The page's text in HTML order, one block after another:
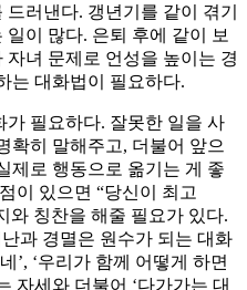
러낸다. 갱년기를 같이 겪기
이 많다. 은퇴 후에 같이 보
녀 문제로 언성을 높이는 경
는 대화법이 필요하다.
필요하다. 잘못한 일을 사
확히 말해주고, 더불어 앞으
제로 행동으로 옮기는 게 좋
이 있으면 “당신이 최고
와 칭찬을 해줄 필요가 있다.
과 경멸은 원수가 되는 대화
’, ‘우리가 함께 어떻게 하면
자세와 더불어 ‘다가가는 대